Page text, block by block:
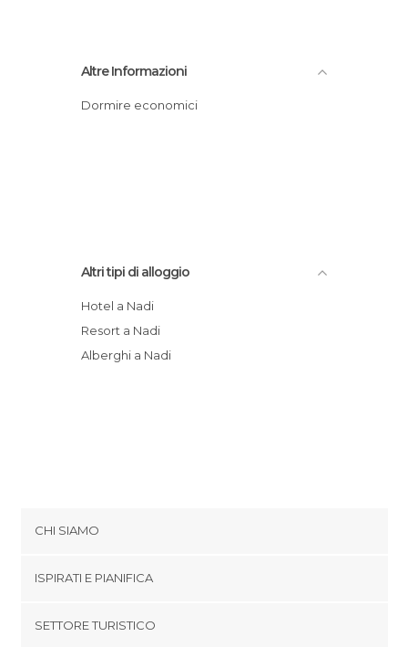
Altre Informazioni
Dormire economici
Altri tipi di alloggio
Hotel a Nadi
Resort a Nadi
Alberghi a Nadi
CHI SIAMO
Termini e Condizioni
ISPIRATI E PIANIFICA
SETTORE TURISTICO